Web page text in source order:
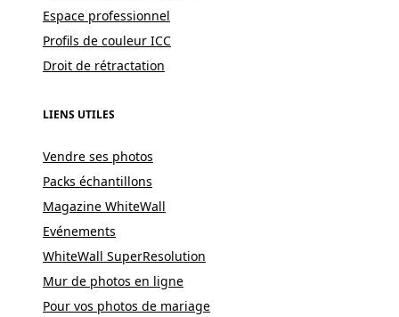
Espace professionnel
Profils de couleur ICC
Droit de rétractation
LIENS UTILES
Vendre ses photos
Packs échantillons
Magazine WhiteWall
Evénements
WhiteWall SuperResolution
Mur de photos en ligne
Pour vos photos de mariage